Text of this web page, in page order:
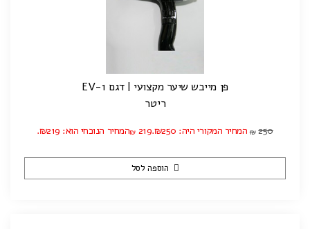
פן מייבש שיער מקצועי | דגם EV-1
ריטר
₪ 250 המחיר המקורי היה: ₪250. ₪ 219 המחיר הנוכחי הוא: ₪219.
הוספה לסל